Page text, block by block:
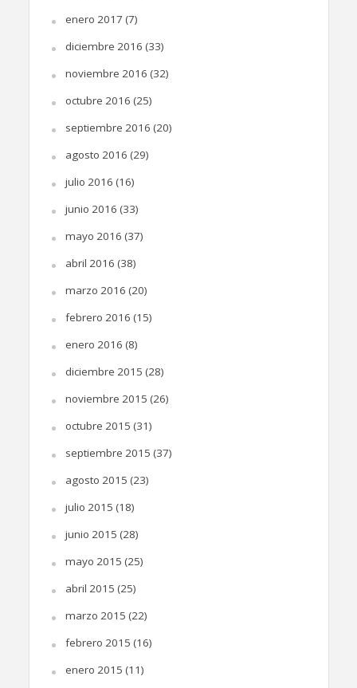
enero 2017 (7)
diciembre 2016 (33)
noviembre 2016 (32)
octubre 2016 (25)
septiembre 2016 (20)
agosto 2016 (29)
julio 2016 (16)
junio 2016 (33)
mayo 2016 (37)
abril 2016 (38)
marzo 2016 (20)
febrero 2016 (15)
enero 2016 (8)
diciembre 2015 (28)
noviembre 2015 (26)
octubre 2015 (31)
septiembre 2015 (37)
agosto 2015 (23)
julio 2015 (18)
junio 2015 (28)
mayo 2015 (25)
abril 2015 (25)
marzo 2015 (22)
febrero 2015 (16)
enero 2015 (11)